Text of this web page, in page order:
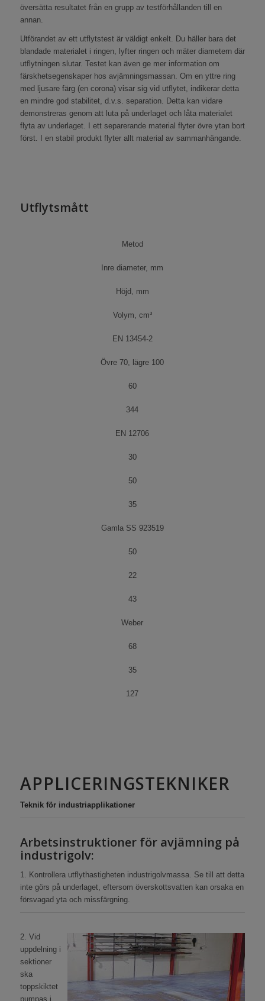
översätta resultatet från en grupp av testförhållanden till en
annan.
Utförandet av ett utflytstest är väldigt enkelt. Du häller bara det
blandade materialet i ringen, lyfter ringen och mäter diametern där
utflytningen slutar. Testet kan även ge mer information om
färskhetsegenskaper hos avjämningsmassan. Om en yttre ring
med ljusare färg (en corona) visar sig vid utflytet, indikerar detta
en mindre god stabilitet, d.v.s. separation. Detta kan vidare
demonstreras genom att luta på underlaget och låta materialet
flyta av underlaget. I ett separerande material flyter övre ytan bort
först. I en stabil produkt flyter allt material av sammanhängande.
Utflytsmått
Metod
Inre diameter, mm
Höjd, mm
Volym, cm³
EN 13454-2
Övre 70, lägre 100
60
344
EN 12706
30
50
35
Gamla SS 923519
50
22
43
Weber
68
35
127
APPLICERINGSTEKNIKER
Teknik för industriapplikationer
Arbetsinstruktioner för avjämning på
industrigolv:
1. Kontrollera utflythastigheten industrigolvmassa. Se till att detta
inte görs på underlaget, eftersom överskottsvatten kan orsaka en
försvagad yta och missfärgning.
2. Vid
uppdelning i
sektioner
ska
toppskiktet
pumpas i